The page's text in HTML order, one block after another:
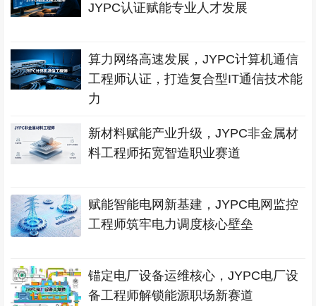
JYPC认证赋能专业人才发展
算力网络高速发展，JYPC计算机通信
工程师认证，打造复合型IT通信技术能
力
新材料赋能产业升级，JYPC非金属材
料工程师拓宽智造职业赛道
赋能智能电网新基建，JYPC电网监控
工程师筑牢电力调度核心壁垒
锚定电厂设备运维核心，JYPC电厂设
备工程师解锁能源职场新赛道